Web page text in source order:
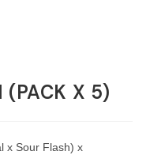
(PACK X 5)
x Sour Flash) x